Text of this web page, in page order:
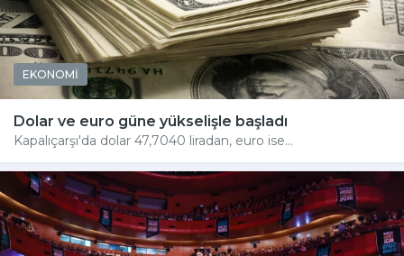
EKONOMİ
Dolar ve euro güne yükselişle başladı
Kapalıçarşı'da dolar 47,7040 liradan, euro ise...